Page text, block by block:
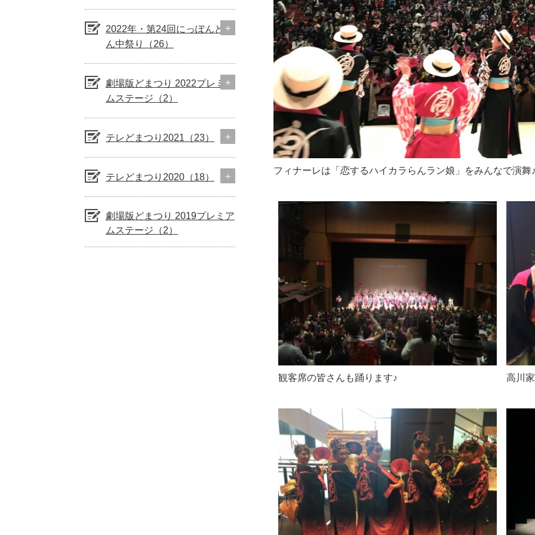
フィナーレは「恋するハイカラらんラン娘」をみんなで演舞
観客席の皆さんも踊ります♪ 高川
2022年・第24回にっぽんど真
ん中祭り（26）
劇場版どまつり 2022プレミア
ムステージ（2）
テレどまつり2021（23）
テレどまつり2020（18）
劇場版どまつり 2019プレミア
ムステージ（2）